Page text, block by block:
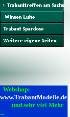
Webshop:
www.TrabantModelle.de
und sehr viel Mehr
...